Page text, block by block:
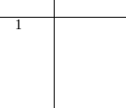
1